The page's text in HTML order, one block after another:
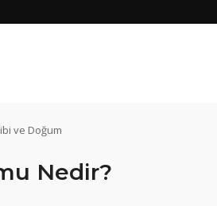
ve Doğum
Nedir?